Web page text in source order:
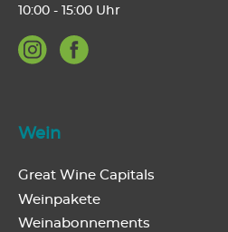
Wein
Great Wine Capitals
Weinpakete
Weinabonnements
10:00 - 15:00 Uhr